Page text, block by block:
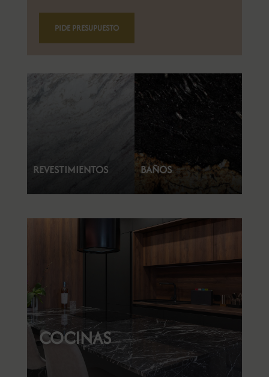
PIDE PRESUPUESTO
REVESTIMIENTOS BAÑOS
COCINAS